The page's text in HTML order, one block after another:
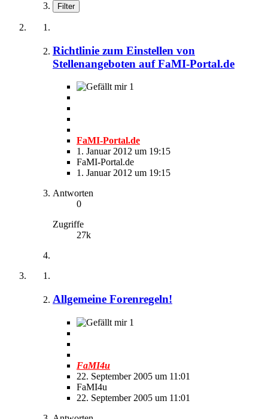
Filter
Richtlinie zum Einstellen von
Stellenangeboten auf FaMI-Portal.de
1
FaMI-Portal.de
1. Januar 2012 um 19:15
FaMI-Portal.de
1. Januar 2012 um 19:15
Antworten
0
Zugriffe
27k
Allgemeine Forenregeln!
1
FaMI4u
22. September 2005 um 11:01
FaMI4u
22. September 2005 um 11:01